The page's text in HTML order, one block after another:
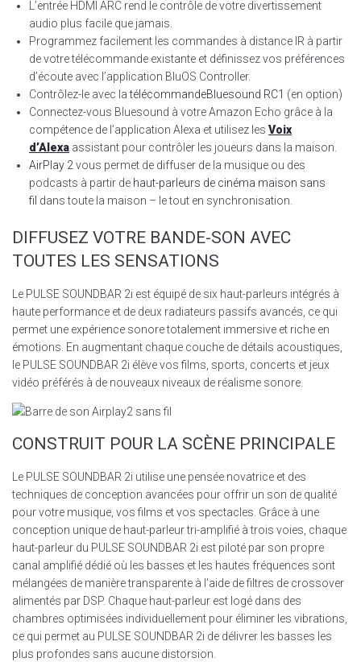
L’entrée HDMI ARC rend le contrôle de votre divertissement
audio plus facile que jamais.
Programmez facilement les commandes à distance IR à partir
de votre télécommande existante et définissez vos préférences
d’écoute avec l’application BluOS Controller.
Contrôlez-le avec latélécommandeBluesound RC1 (en option)
Connectez-vous Bluesound à votre Amazon Echo grâce à la
compétence de l’application Alexa et utilisez les Voix
d’Alexa assistant pour contrôler les joueurs dans la maison.
AirPlay 2 vous permet de diffuser de la musique ou des
podcasts à partir de haut-parleurs de cinéma maison sans
fil dans toute la maison – le tout en synchronisation.
DIFFUSEZ VOTRE BANDE-SON AVEC
TOUTES LES SENSATIONS
Le PULSE SOUNDBAR 2i est équipé de six haut-parleurs intégrés à
haute performance et de deux radiateurs passifs avancés, ce qui
permet une expérience sonore totalement immersive et riche en
émotions. En augmentant chaque couche de détails acoustiques,
le PULSE SOUNDBAR 2i élève vos films, sports, concerts et jeux
vidéo préférés à de nouveaux niveaux de réalisme sonore.
CONSTRUIT POUR LA SCÈNE PRINCIPALE
Le PULSE SOUNDBAR 2i utilise une pensée novatrice et des
techniques de conception avancées pour offrir un son de qualité
pour votre musique, vos films et vos spectacles. Grâce à une
conception unique de haut-parleur tri-amplifié à trois voies, chaque
haut-parleur du PULSE SOUNDBAR 2i est piloté par son propre
canal amplifié dédié où les basses et les hautes fréquences sont
mélangées de manière transparente à l’aide de filtres de crossover
alimentés par DSP. Chaque haut-parleur est logé dans des
chambres optimisées individuellement pour éliminer les vibrations,
ce qui permet au PULSE SOUNDBAR 2i de délivrer les basses les
plus profondes sans aucune distorsion.